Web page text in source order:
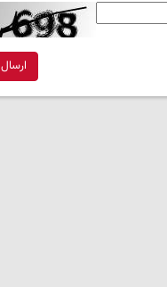
ارسال